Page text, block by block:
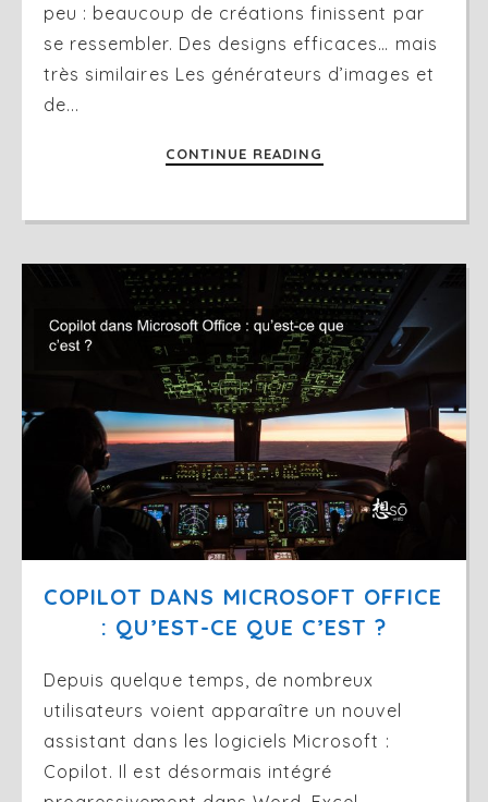
peu : beaucoup de créations finissent par
se ressembler. Des designs efficaces… mais
très similaires Les générateurs d’images et
de...
CONTINUE READING
COPILOT DANS MICROSOFT OFFICE
: QU’EST-CE QUE C’EST ?
Depuis quelque temps, de nombreux
utilisateurs voient apparaître un nouvel
assistant dans les logiciels Microsoft :
Copilot. Il est désormais intégré